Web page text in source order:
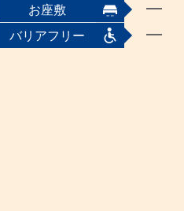
お座敷
バリアフリー